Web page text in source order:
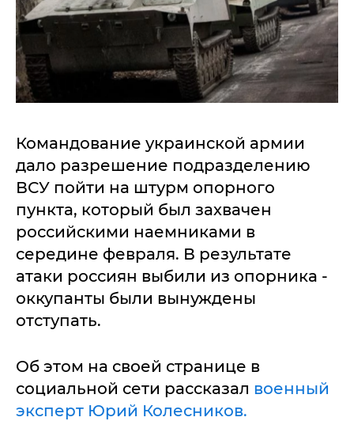
Командование украинской армии
дало разрешение подразделению
ВСУ пойти на штурм опорного
пункта, который был захвачен
российскими наемниками в
середине февраля. В результате
атаки россиян выбили из опорника -
оккупанты были вынуждены
отступать.
Об этом на своей странице в
социальной сети рассказал военный
эксперт Юрий Колесников.